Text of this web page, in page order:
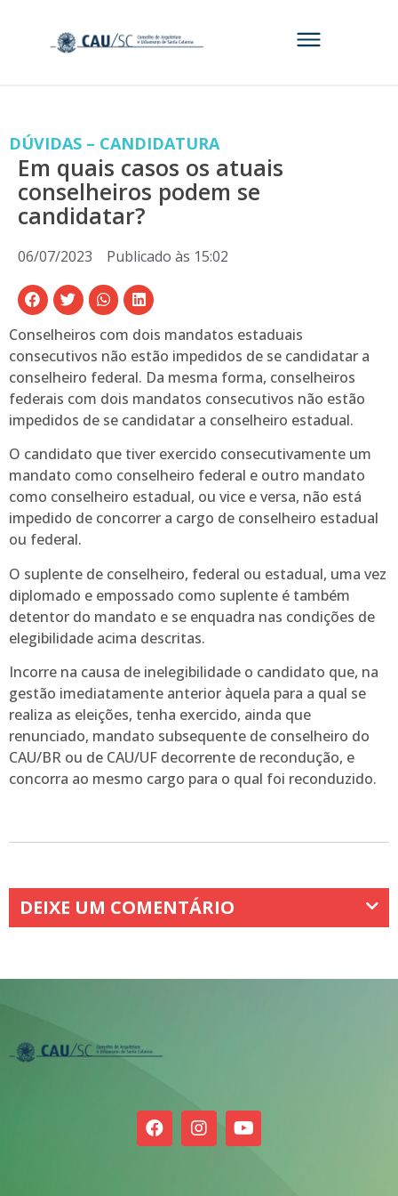
DÚVIDAS – CANDIDATURA
Em quais casos os atuais
conselheiros podem se
candidatar?
06/07/2023 Publicado às 15:02
Conselheiros com dois mandatos estaduais
consecutivos não estão impedidos de se candidatar a
conselheiro federal. Da mesma forma, conselheiros
federais com dois mandatos consecutivos não estão
impedidos de se candidatar a conselheiro estadual.
O candidato que tiver exercido consecutivamente um
mandato como conselheiro federal e outro mandato
como conselheiro estadual, ou vice e versa, não está
impedido de concorrer a cargo de conselheiro estadual
ou federal.
O suplente de conselheiro, federal ou estadual, uma vez
diplomado e empossado como suplente é também
detentor do mandato e se enquadra nas condições de
elegibilidade acima descritas.
Incorre na causa de inelegibilidade o candidato que, na
gestão imediatamente anterior àquela para a qual se
realiza as eleições, tenha exercido, ainda que
renunciado, mandato subsequente de conselheiro do
CAU/BR ou de CAU/UF decorrente de recondução, e
concorra ao mesmo cargo para o qual foi reconduzido.
DEIXE UM COMENTÁRIO